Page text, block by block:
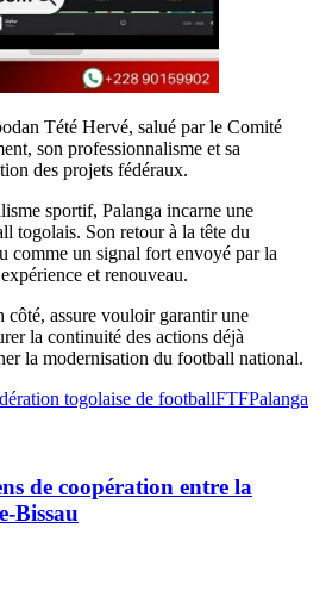
Tété Hervé, salué par le Comité
son professionnalisme et sa
des projets fédéraux.
sportif, Palanga incarne une
togolais. Son retour à la tête du
comme un signal fort envoyé par la
et renouveau.
assure vouloir garantir une
la continuité des actions déjà
la modernisation du football national.
togolaise de footballFTFPalanga
de coopération entre la
Bissau